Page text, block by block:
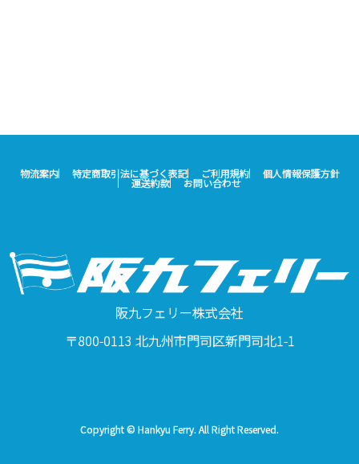
物流案内 特定商取引法に基づく表記 ご利用規約 個人情報保護方針
運送約款 お問い合わせ
阪九フェリー株式会社
〒800-0113 北九州市門司区新門司北1-1
Copyright © Hankyu Ferry. All Right Reserved.